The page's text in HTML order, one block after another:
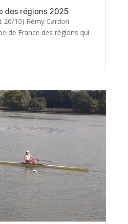
des régions 2025
26/10) Rémy Cardon
de France des régions qui